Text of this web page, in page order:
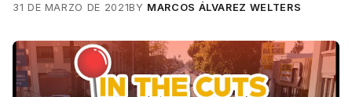
31 DE MARZO DE 2021BY MARCOS ÁLVAREZ WELTERS